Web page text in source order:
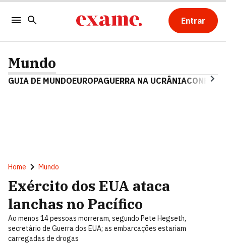
Entrar
Mundo
GUIA DE MUNDOEUROPAGUERRA NA UCRÂNIA
Home Mundo
Exército dos EUA ataca
lanchas no Pacífico
Ao menos 14 pessoas morreram, segundo Pete Hegseth,
secretário de Guerra dos EUA; as embarcações estariam
carregadas de drogas